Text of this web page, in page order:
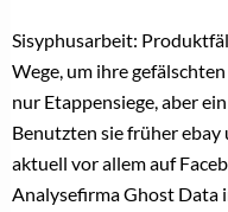
Sisyphusarbeit:
Wege, um ihre
nur Etappensiege, aber
Benutzten sie früher ebay
aktuell vor allem auf
Analysefirma Ghost Data